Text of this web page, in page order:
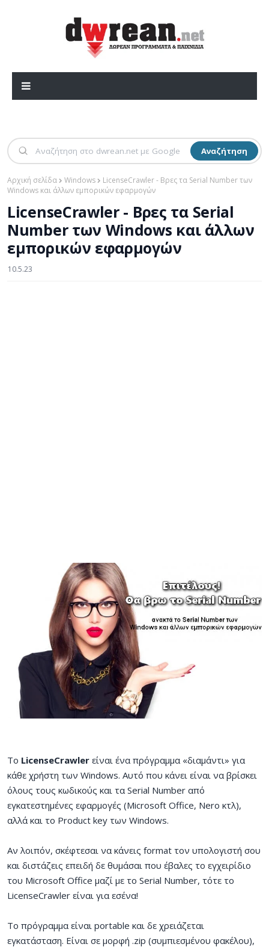
Αναζήτηση
Αρχική σελίδα Windows
LicenseCrawler - Βρες τα Serial Number των
Windows και άλλων εμπορικών εφαρμογών
LicenseCrawler - Βρες τα Serial
Number των Windows και άλλων
εμπορικών εφαρμογών
10.5.23
Το LicenseCrawler είναι ένα πρόγραμμα «διαμάντι» για
κάθε χρήστη των Windows. Αυτό που κάνει είναι να βρίσκει
όλους τους κωδικούς και τα Serial Number από
εγκατεστημένες εφαρμογές (Microsoft Office, Nero κτλ),
αλλά και το Product key των Windows.
Αν λοιπόν, σκέφτεσαι να κάνεις format τον υπολογιστή σου
και διστάζεις επειδή δε θυμάσαι που έβαλες το εγχειρίδιο
του Microsoft Office μαζί με το Serial Number, τότε το
LicenseCrawler είναι για εσένα!
Το πρόγραμμα είναι portable και δε χρειάζεται
εγκατάσταση. Είναι σε μορφή .zip (συμπιεσμένου φακέλου),